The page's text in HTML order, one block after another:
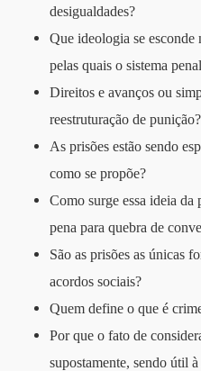
desigualdades?
Que ideologia se esconde
pelas quais o sistema
Direitos e avanços ou
reestruturação de punição?
As prisões estão sendo
como se propõe?
Como surge essa ideia
pena para quebra de
São as prisões as únicas
acordos sociais?
Quem define o que é
Por que o fato de
supostamente, sendo útil